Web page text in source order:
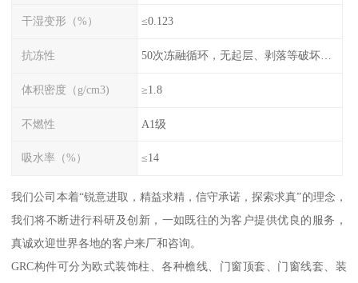
干湿变形（%） ≤0.123
抗冻性 50次冻融循环，无起层、剥落等破坏现象
体积密度（g/cm3) ≥1.8
不燃性 A1级
吸水率（%） ≤14
我们公司本着“锐意进取，精益求精，信守承诺，探索求真”的理念，
我们将不断进行科研及创新，一如既往的为客户提供优良的服务，
真诚欢迎世界各地的客户来厂和咨询。
GRC构件可分为欧式装饰柱、各种檐线、门窗顶套、门窗线套、装